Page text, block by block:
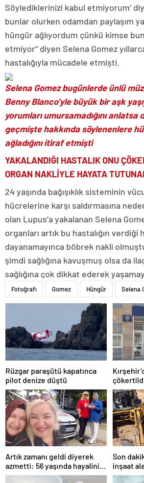
Söylediklerinizi kabul etmiyorum’
bunlar olurken odamdan paylaşım
hüngür ağlıyordum çünkü kimse
etmiyor” diyen Selena Gomez
hastalığıyla mücadele etmişti.
Selena Gomez bugünlerde ünlü
Benny Blanco’yle büyük bir aşk
yorumları umursamadığını anlatsa
geçmişte hakkında söylenenlere
ağladığını itiraf etmişti
YAKALANDIĞI HASTALIK ONU
ORGAN NAKLİYLE HAYATA
24 yaşında bağışıklık sisteminin
hücrelerine karşı saldırmasına
olan Lupus’a yakalanan Selena
organları artık bu hastalığın verdiği
dayanamayınca böbrek nakli
şimdi sağlığına kavuşmuş olsa da
sağlığına çok dikkat ederek
Fotoğrafı Gomez Hüngür Selena
Rüzgar paraşütü kapatınca
pilot denize düştü
Artık zamanı geldi diyerek
azmetti: 56 yaşında hayalini
kurduğu ehliyete kavuştu
Son
inşaat